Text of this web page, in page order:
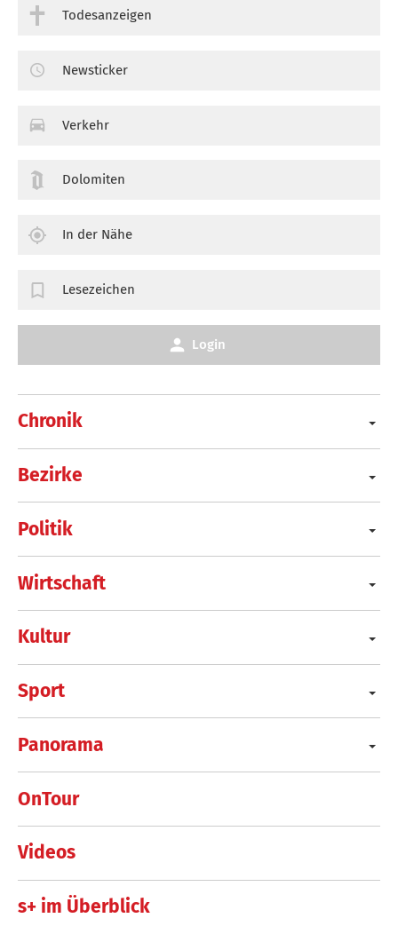
Chronik
Bezirke
Politik
Wirtschaft
Kultur
Sport
Panorama
OnTour
Videos
s+ im Überblick
Todesanzeigen
Newsticker
Verkehr
Dolomiten
In der Nähe
Lesezeichen
Login